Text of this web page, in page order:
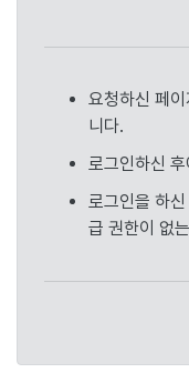
요청하신 페
니다.
로그인하신
로그인을 하
급 권한이 없